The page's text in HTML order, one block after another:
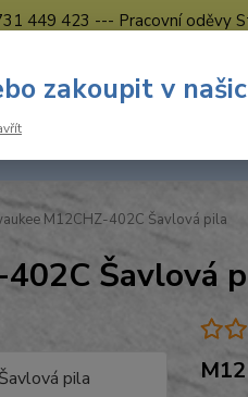
449 423 --- Pracovní oděvy
Hledat
M12CHZ-402C Šavlová pila
Šavlová
zakoupit v